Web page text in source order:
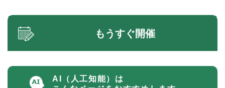
もうすぐ開催
AI（人工知能）は